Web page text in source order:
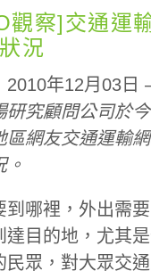
觀察]交通運
況
2010年12月03日
研究顧問公司於
區網友交通運輸
。
到哪裡，外出需
達目的地，尤其
民眾，對大眾交